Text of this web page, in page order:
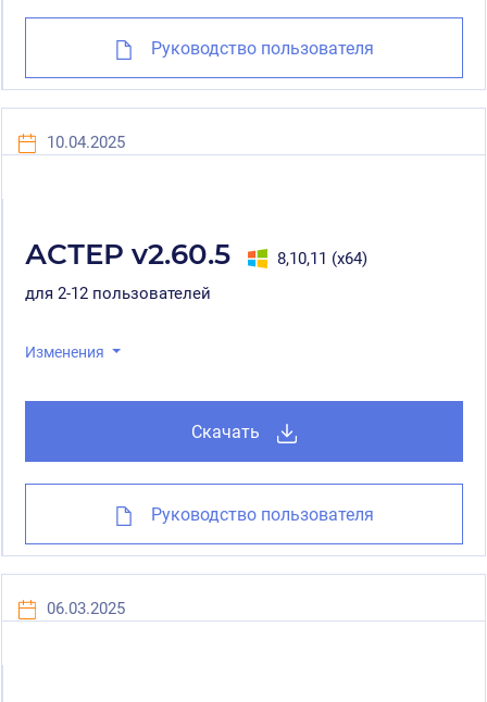
Руководство пользователя
10.04.2025
АСТЕР v2.60.5
8,10,11 (x64)
для 2-12 пользователей
Изменения
Скачать
Руководство пользователя
06.03.2025